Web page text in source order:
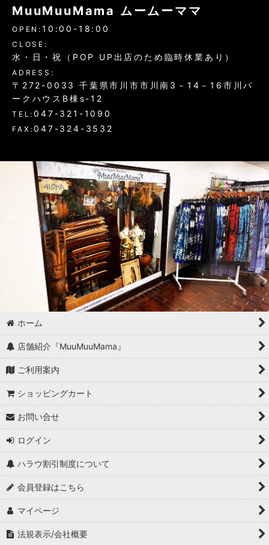
MuuMuuMama ムームーママ
OPEN: 10:00-18:00
CLOSE:
水・日・祝（POP UP出店のため臨時休業あり）
ADRESS:
〒272-0033 千葉県市川市市川南3－14－16市川パ
ークハウスB棟s-12
TEL:047-321-1090
FAX:047-324-3532
ホーム
店舗紹介『MuuMuuMama』
ご利用案内
ショッピングカート
お問い合せ
ログイン
ハラウ割引制度について
会員登録はこちら
マイページ
法規表示/会社概要